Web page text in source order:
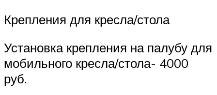
Крепления для кресла/стола
Установка крепления на палубу для
мобильного кресла/стола- 4000
руб.